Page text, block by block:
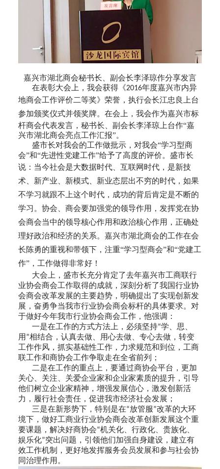
嘉兴市湖北商会秘书长、副会长李泽琼作分享发言
在表彰大会上，我会获得《2016年度嘉兴市内异
地商会工作评价二等奖》荣誉，执行会长江忠良上台
参加颁奖仪式并领奖牌。在会上，我会作为嘉兴市标
杆商会代表发言，秘书长、副会长李泽琼上台作“嘉
兴市湖北商会亮点工作汇报”。
盛市长对我会的工作做批示，对我会“学习型商
会”和“先进性党建工作”给予了高度的评价。盛市长
说： 当今社会是大数据时代、互联网时代，是新技
术、新产业、新模式、新业态层出不穷的时代，如果
不学习就跟不上这个时代，成功的背后肯定是不断的
学习。协会、商会要加强党的领导作用，发挥党在协
会商会当中的领导核心作用和政治核心作用，正确处
理好政治和经济的关系。 嘉兴市湖北商会的工作在会
长陈勇的重视和带领下，注重“学习型商会”和“党建工
作”，工作做得非常好！
大会上，盛市长充分肯定了去年嘉兴市工商联行
业协会商会工作取得的成就，深刻分析了我国行业协
会商会改革发展的主要趋势，明确提出了实现创新发
展，奋勇争当我市行业协会商会标杆的具体要求。对
于做好今年我市行业协会商会工作，他强调：
一是在工作的方式方法上，必须坚持“学、思、
用 ”相结合，认真去做、用心去做、专心去做，转变
工作作风，抓实基础性工作，力求规范和到位，工商
联工作和商协会工作争取走在全省前列；
二是在工作的重点上，要通过商协会平台，更加
关心、关注、关爱企业家和企业家素质的提升，引导
他们树立企业家精神，增强发展信心，激发创新活
力，履行社会责任，促进我市经济社会发展；
三是在新形势下，特别是在“放管服”改革的大环
境下，做好工商业行业协会商会改革创新发展这个重
要课题，解决好商协会“机关化、行政化、贵族化、
娱乐化”突出问题，引领他们加强自身建设，建立有
效工作机制，更好地发挥服务会员发展和参与社会协
同治理作用。